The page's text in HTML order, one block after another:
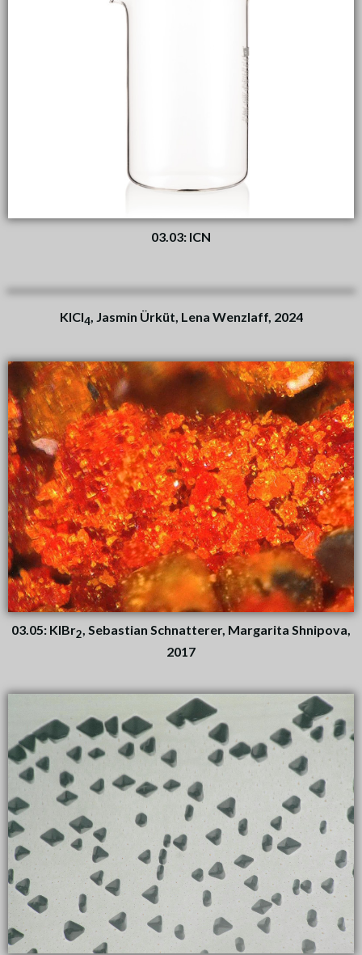
03.03: ICN
KICl4 , Jasmin Ürküt, Lena Wenzlaff, 2024
03.05: KIBr2, Sebastian Schnatterer, Margarita Shnipova,
2017